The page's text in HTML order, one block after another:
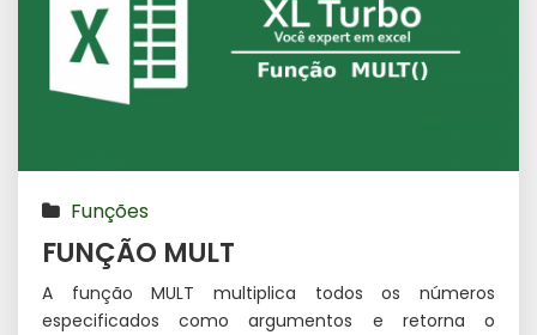
Funções
FUNÇÃO MULT
A função MULT multiplica todos os números
especificados como argumentos e retorna o